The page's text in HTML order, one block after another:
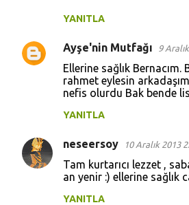
YANITLA
Ayşe'nin Mutfağı 9
Ellerine sağlık
rahmet eylesin
nefis olurdu Bak bende
YANITLA
neseersoy 10 Aralık 2013
Tam kurtarıcı lezzet ,
an yenir :) ellerine sağlık
YANITLA